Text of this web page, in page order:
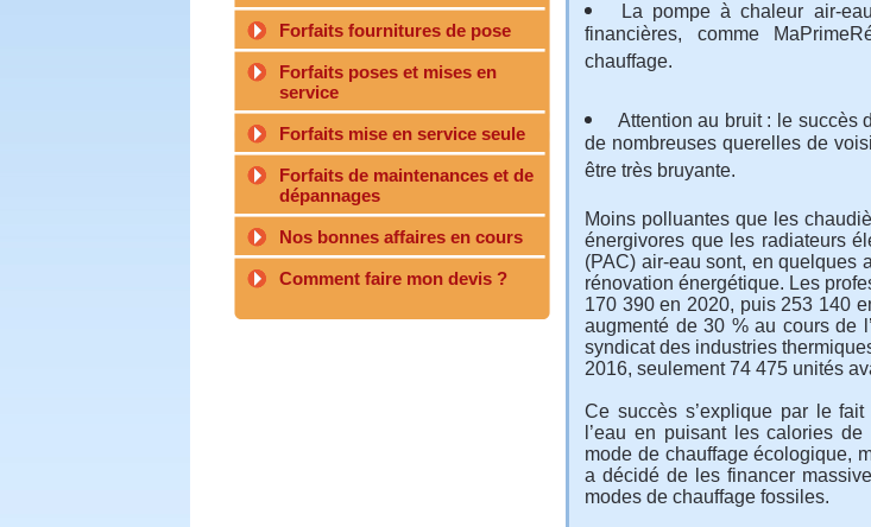
Forfaits fournitures de pose
Forfaits poses et mises en
service
Forfaits mise en service seule
Forfaits de maintenances et de
dépannages
Nos bonnes affaires en cours
Comment faire mon devis ?
La pompe à chaleur air-
financières, comme
chauffage.
Attention au bruit : le succès
de nombreuses querelles de
être très bruyante.
Moins polluantes que les
énergivores que les radiateurs
(PAC) air-eau sont, en quelques
rénovation énergétique. Les
170 390 en 2020, puis 253 140
augmenté de 30 % au cours de
syndicat des industries
2016, seulement 74 475 unités
Ce succès s’explique par le fait
l’eau en puisant les calories
mode de chauffage écologique,
a décidé de les financer
modes de chauffage fossiles.